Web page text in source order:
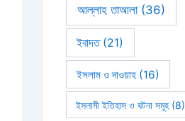
আল্লাহ তাআলা(36)
ইবাদত(21)
ইসলাম ও দাওয়াহ(16)
ইসলামী ইতিহাস ও ঘটনা সমূহ(8)